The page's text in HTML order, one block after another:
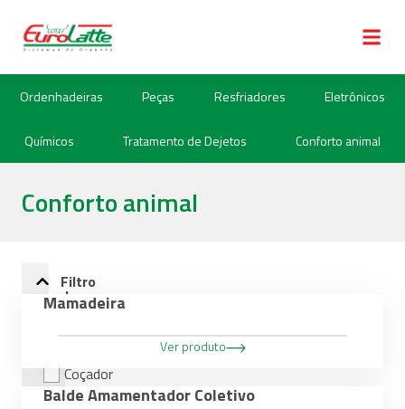
Ordenhadeiras Peças Resfriadores Eletrônicos
Químicos Tratamento de Dejetos Conforto animal
Conforto animal
Filtro
de
Categorias
Coçador
Mamadeira
Ver produto
Balde Amamentador Coletivo